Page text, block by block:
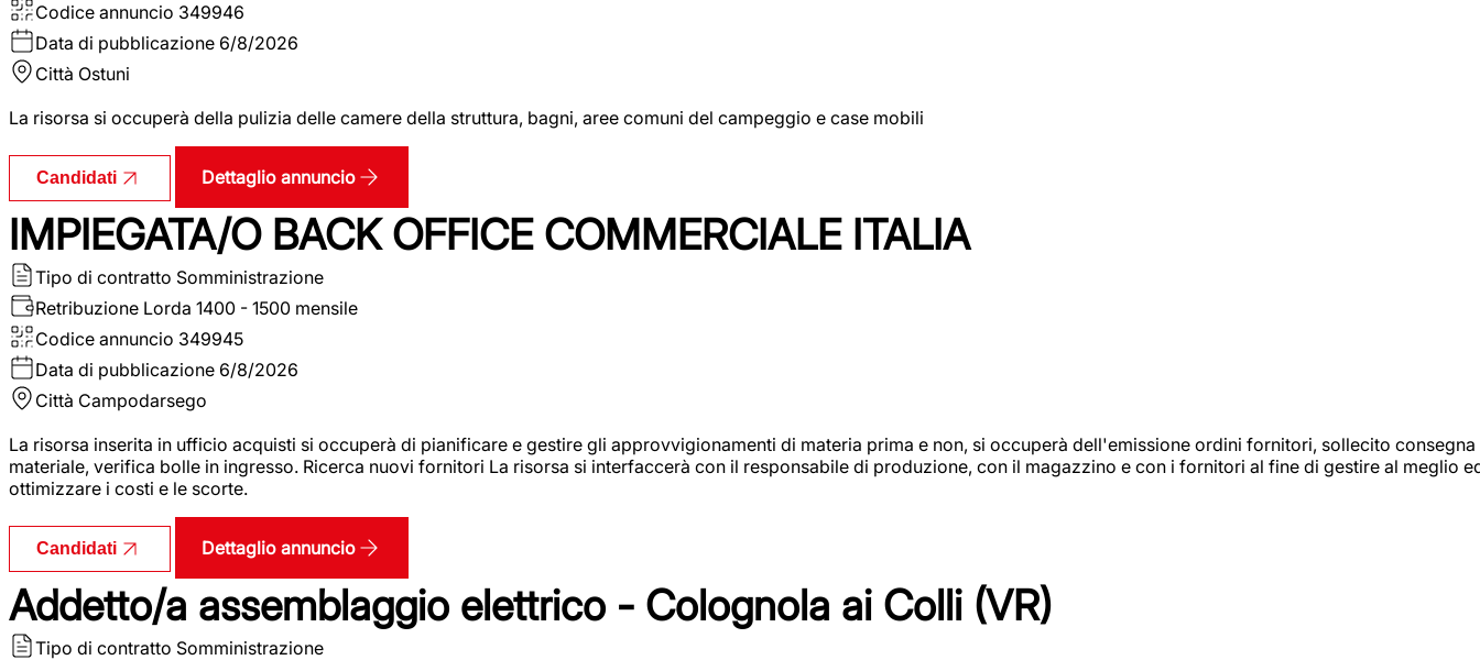
Codice annuncio 349946
Data di pubblicazione 6/8/2026
Città Ostuni
La risorsa si occuperà della pulizia delle camere della struttura, bagni, aree comuni del campeggio e case mobili
Candidati Dettaglio annuncio
IMPIEGATA/O BACK OFFICE COMMERCIALE ITALIA
Tipo di contratto Somministrazione
Retribuzione Lorda 1400 - 1500 mensile
Codice annuncio 349945
Data di pubblicazione 6/8/2026
Città Campodarsego
La risorsa inserita in ufficio acquisti si occuperà di pianificare e gestire gli approvvigionamenti di materia prima e non, si occuperà dell'emissione ordini fornitori, sollecito consegna
materiale, verifica bolle in ingresso. Ricerca nuovi fornitori La risorsa si interfaccerà con il responsabile di produzione, con il magazzino e con i fornitori al fine di gestire al meglio
ottimizzare i costi e le scorte.
Candidati Dettaglio annuncio
Addetto/a assemblaggio elettrico - Colognola ai Colli (VR)
Tipo di contratto Somministrazione